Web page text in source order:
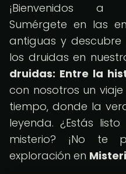
¡Bienvenidos a
Sumérgete en las
antiguas y
los druidas en
druidas: Entre la
con nosotros un
tiempo, donde la
leyenda. ¿Estás
misterio? ¡No te
exploración en